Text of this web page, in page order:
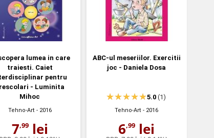
lumea in care
traiesti. Caiet
pentru
- Luminita
Mihoc
Tehno-Art - 2016
7,99lei
ABC-ul meseriilor. Exercitii
joc - Daniela Dosa
5.0 (1)
Tehno-Art - 2016
6,99 lei